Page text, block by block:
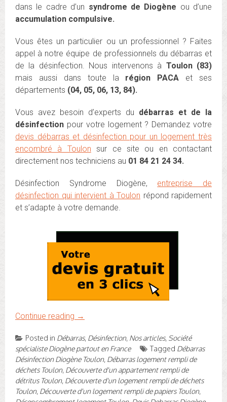
dans le cadre d’un syndrome de Diogène ou d’une
accumulation compulsive.
Vous êtes un particulier ou un professionnel ? Faites
appel à notre équipe de professionnels du débarras et
de la désinfection. Nous intervenons à Toulon (83)
mais aussi dans toute la région PACA et ses
départements (04, 05, 06, 13, 84).
Vous avez besoin d’experts du débarras et de la
désinfection pour votre logement ? Demandez votre
devis débarras et désinfection pour un logement très
encombré à Toulon sur ce site ou en contactant
directement nos techniciens au 01 84 21 24 34.
Désinfection Syndrome Diogène, entreprise de
désinfection qui intervient à Toulon répond rapidement
et s’adapte à votre demande.
Continue reading →
Posted in Débarras, Désinfection, Nos articles, Société
spécialiste Diogène partout en France
Tagged Débarras
Désinfection Diogène Toulon, Débarras logement rempli de
déchets Toulon, Découverte d'un appartement rempli de
détritus Toulon, Découverte d'un logement rempli de déchets
Toulon, Découverte d'un logement rempli de papiers Toulon,